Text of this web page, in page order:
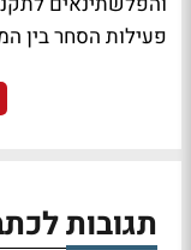
פעילות הסחר בין
תגובות